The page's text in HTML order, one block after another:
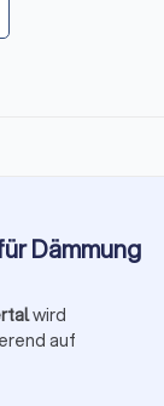
Dämmung
wird
auf